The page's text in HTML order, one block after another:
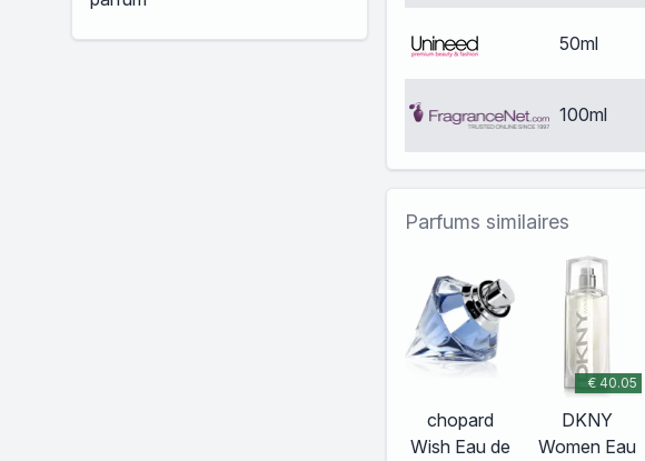
50ml
100ml
Parfums similaires
chopard
Wish Eau de
€ 40.05
DKNY
Women Eau